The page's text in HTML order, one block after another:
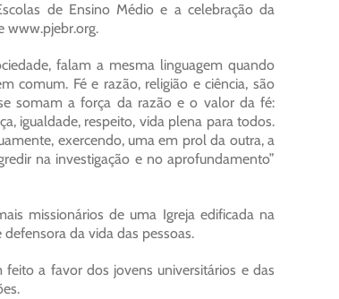
de Ensino Médio e a celebração da
www.pjebr.org.
falam a mesma linguagem quando
comum. Fé e razão, religião e ciência, são
somam a força da razão e o valor da fé:
igualdade, respeito, vida plena para todos.
exercendo, uma em prol da outra, a
na investigação e no aprofundamento”
missionários de uma Igreja edificada na
da vida das pessoas.
a favor dos jovens universitários e das